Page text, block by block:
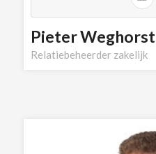
Pieter Weghorst
Relatiebeheerder zakelijk